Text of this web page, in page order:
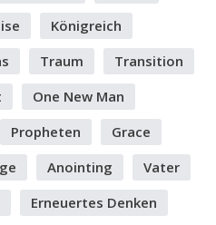
Königreich
Traum
Transition
One New Man
Propheten
Grace
Anointing
Vater
Erneuertes Denken